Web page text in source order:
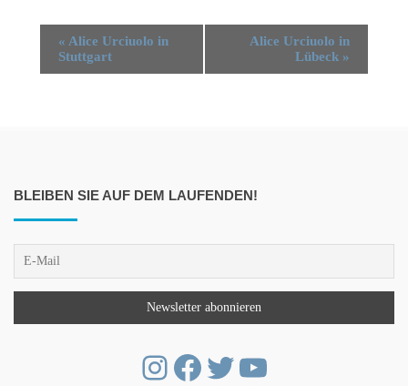
Veranstaltung
Navigation
« Alice Urciuolo in
Stuttgart
Alice Urciuolo in
Lübeck »
BLEIBEN SIE AUF DEM LAUFENDEN!
Instagram
Facebook
Twitter
YouTube